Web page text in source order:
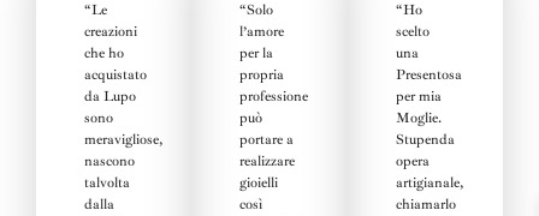
“Le
creazioni
che ho
acquistato
da Lupo
sono
meravigliose,
nascono
talvolta
dalla
“Solo
l’amore
per la
propria
professione
può
portare a
realizzare
gioielli
così
“Ho
scelto
una
Presentosa
per mia
Moglie.
Stupenda
opera
artigianale,
chiamarlo